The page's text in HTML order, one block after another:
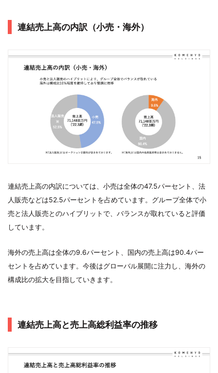
連結売上高の内訳（小売・海外）
連結売上高の内訳については、小売は全体の47.5パーセント、法
人販売などは52.5パーセントを占めています。グループ全体で小
売と法人販売とのハイブリットで、バランスが取れていると評価
しています。
海外の売上高は全体の9.6パーセント、国内の売上高は90.4パー
セントを占めています。今後はグローバル展開に注力し、海外の
構成比の拡大を目指していきます。
連結売上高と売上高総利益率の推移